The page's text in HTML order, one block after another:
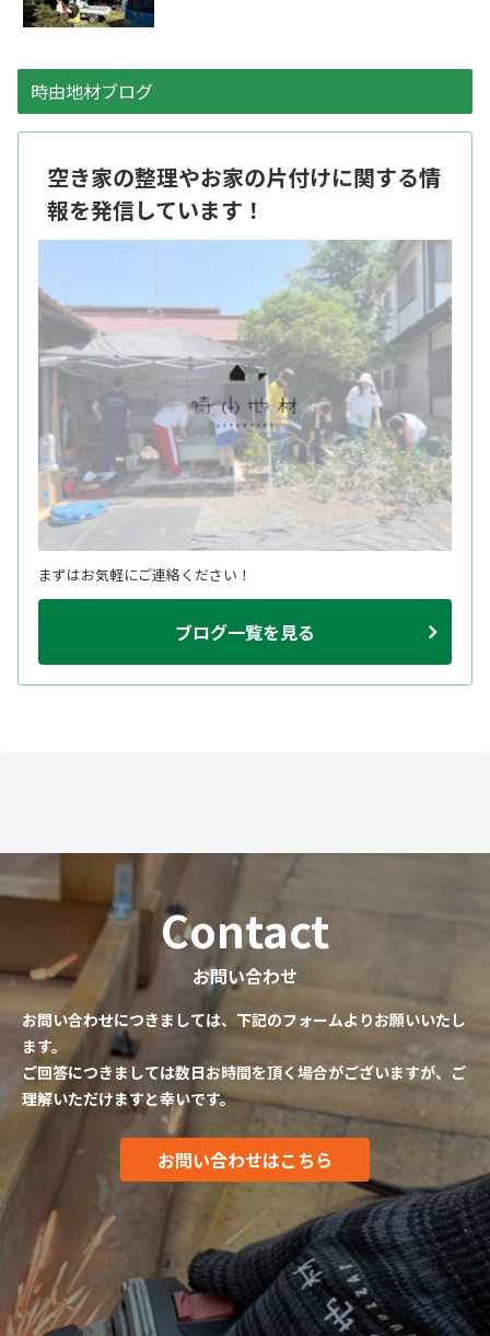
時由地材ブログ
空き家の整理やお家の片付けに関する情
報を発信しています！
まずはお気軽にご連絡ください！
ブログ一覧を見る
Contact
お問い合わせ
お問い合わせにつきましては、下記のフォームよりお願いいたし
ます。
ご回答につきましては数日お時間を頂く場合がございますが、ご
理解いただけますと幸いです。
お問い合わせはこちら